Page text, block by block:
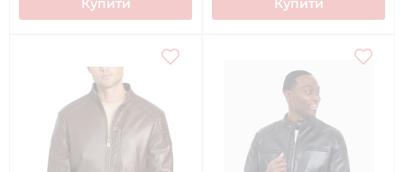
Купити Купити